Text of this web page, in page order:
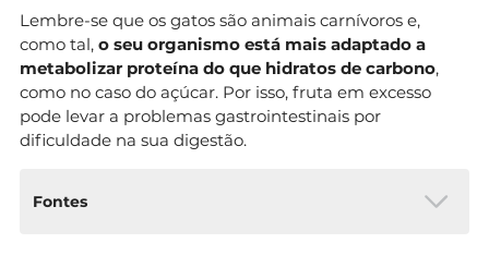
Lembre-se que os gatos são animais carnívoros e,
como tal, o seu organismo está mais adaptado a
metabolizar proteína do que hidratos de carbono,
como no caso do açúcar. Por isso, fruta em excesso
pode levar a problemas gastrointestinais por
dificuldade na sua digestão.
Fontes